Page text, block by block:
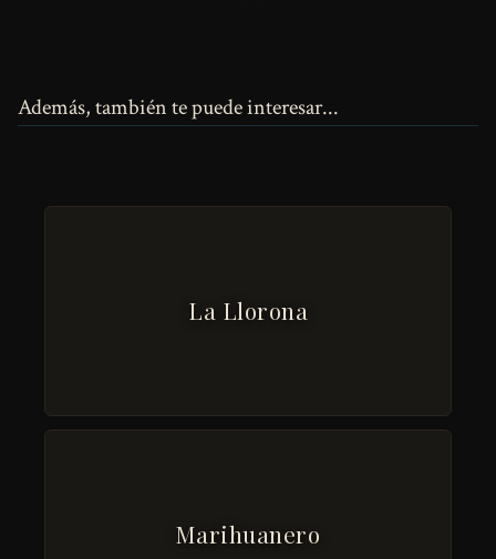
Además, también te puede interesar...
La Llorona
Marihuanero